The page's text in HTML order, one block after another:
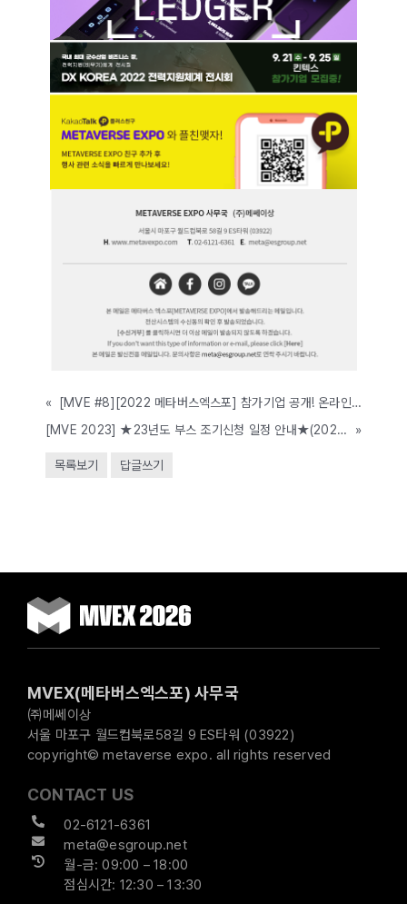
«
[MVE #8][2022 메타버스엑스포] 참가기업 공개! 온라인 전시관 OPEN! 메타버스엑스포 참가기업을 미리보세요! (06.15~17, 코엑스C홀)
[MVE 2023] ★23년도 부스 조기신청 일정 안내★(2023년 1월 31일까지 마감)
»
목록보기 답글쓰기
MVEX(메타버스엑스포) 사무국
㈜메쎄이상
서울 마포구 월드컵북로58길 9 ES타워 (03922)
copyright© metaverse expo. all rights reserved
CONTACT US
02-6121-6361
meta@esgroup.net
월-금: 09:00 – 18:00
점심시간: 12:30 – 13:30